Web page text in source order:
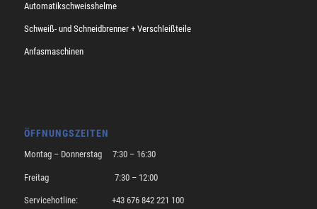
Automatikschweisshelme
Schweiß- und Schneidbrenner + Verschleißteile
Anfasmaschinen
ÖFFNUNGSZEITEN
Montag – Donnerstag 7:30 – 16:30
Freitag 7:30 – 12:00
Servicehotline: +43 676 842 221 100